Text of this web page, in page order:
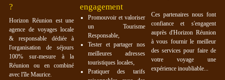
?
Horizon Réunion est une
agence de voyages locale
& responsable dédiée à
l'organisation de séjours
100% sur-mesure à la
Réunion ou en combiné
avec l'île Maurice.
engagement
Promouvoir et valoriser
un Tourisme
Responsable,
Tester et partager nos
meilleures adresses
touristiques locales,
Pratiquer des tarifs
Ces partenaires nous font
confiance et s'engagent
auprès d'Horizon Réunion
à vous fournir le meilleur
des services pour faire de
votre voyage une
expérience inoubliable...